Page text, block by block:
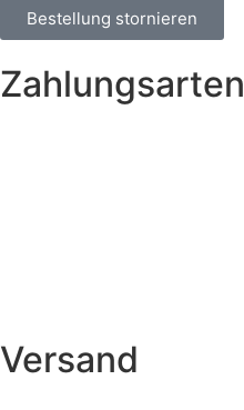
Bestellung stornieren
Zahlungsarten
Versand